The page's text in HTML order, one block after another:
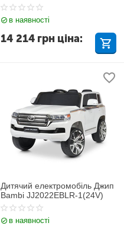
в наявності
14 214 грн ціна:
Дитячий електромобіль Джип
Bambi JJ2022EBLR-1(24V)
в наявності